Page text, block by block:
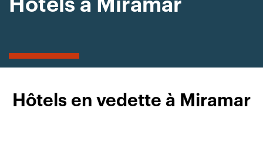
Hôtels à Miramar
Hôtels en vedette à Miramar